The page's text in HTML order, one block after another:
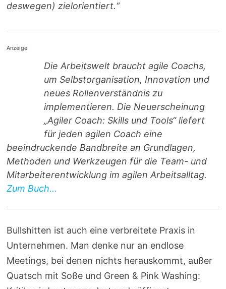
deswegen) zielorientiert.“
Anzeige:
Die Arbeitswelt braucht agile Coachs,
um Selbstorganisation, Innovation und
neues Rollenverständnis zu
implementieren. Die Neuerscheinung
„Agiler Coach: Skills und Tools“ liefert
für jeden agilen Coach eine
beeindruckende Bandbreite an Grundlagen,
Methoden und Werkzeugen für die Team- und
Mitarbeiterentwicklung im agilen Arbeitsalltag.
Zum Buch...
Bullshitten ist auch eine verbreitete Praxis in
Unternehmen. Man denke nur an endlose
Meetings, bei denen nichts herauskommt, außer
Quatsch mit Soße und Green & Pink Washing: